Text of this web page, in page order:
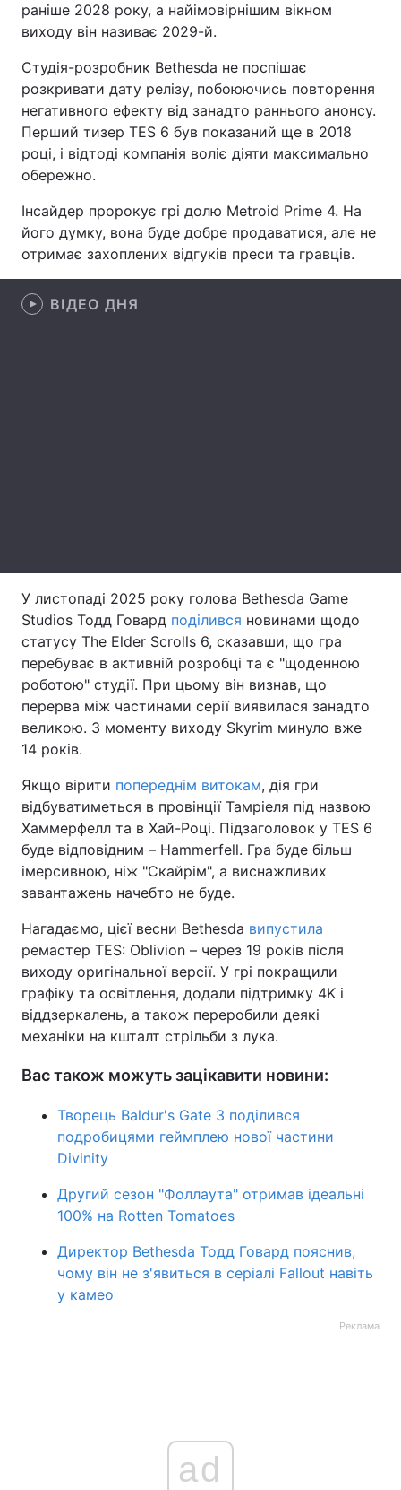
Спорт
Техно і зв'язок Лайт
Зброя Інциденти
Здоров'я
Цікавинки
Екологія
Лонгріди
Відео з Youtube
Тема оформлення
раніше 2028 року, а найімовірнішим вікном
виходу він називає 2029-й.
Студія-розробник Bethesda не поспішає
розкривати дату релізу, побоюючись повторення
негативного ефекту від занадто раннього анонсу.
Перший тизер TES 6 був показаний ще в 2018
році, і відтоді компанія воліє діяти максимально
обережно.
Інсайдер пророкує грі долю Metroid Prime 4. На
його думку, вона буде добре продаватися, але не
отримає захоплених відгуків преси та гравців.
ВІДЕО ДНЯ
У листопаді 2025 року голова Bethesda Game
Studios Тодд Говард поділився новинами щодо
статусу The Elder Scrolls 6, сказавши, що гра
перебуває в активній розробці та є "щоденною
роботою" студії. При цьому він визнав, що
перерва між частинами серії виявилася занадто
великою. З моменту виходу Skyrim минуло вже
14 років.
Якщо вірити попереднім витокам, дія гри
відбуватиметься в провінції Тамріеля під назвою
Хаммерфелл та в Хай-Році. Підзаголовок у TES 6
буде відповідним – Hammerfell. Гра буде більш
імерсивною, ніж "Скайрім", а виснажливих
завантажень начебто не буде.
Нагадаємо, цієї весни Bethesda випустила
ремастер TES: Oblivion – через 19 років після
виходу оригінальної версії. У грі покращили
графіку та освітлення, додали підтримку 4K і
віддзеркалень, а також переробили деякі
механіки на кшталт стрільби з лука.
Вас також можуть зацікавити новини:
Творець Baldur's Gate 3 поділився
подробицями геймплею нової частини
Divinity
Другий сезон "Фоллаута" отримав ідеальні
100% на Rotten Tomatoes
Директор Bethesda Тодд Говард пояснив,
чому він не з'явиться в серіалі Fallout навіть
у камео
Реклама
ad